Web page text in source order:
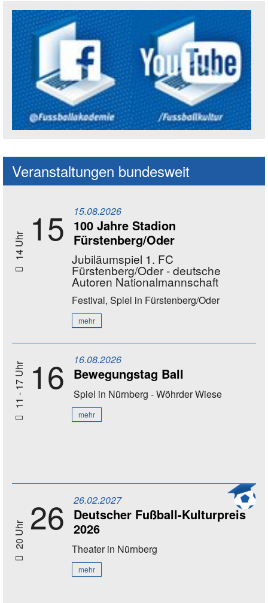
Social Media Kanäle der Akademie
Veranstaltungen bundesweit
14 Uhr 15 15.08.2026
100 Jahre Stadion
Fürstenberg/Oder
Jubiläumspiel 1. FC
Fürstenberg/Oder - deutsche
Autoren Nationalmannschaft
Festival, Spiel in Fürstenberg/Oder
mehr
11 - 17 Uhr 16 16.08.2026
Bewegungstag Ball
Spiel in Nürnberg - Wöhrder Wiese
mehr
20 Uhr 26 26.02.2027
Deutscher Fußball-Kulturpreis
2026
Theaterin Nürnberg
mehr